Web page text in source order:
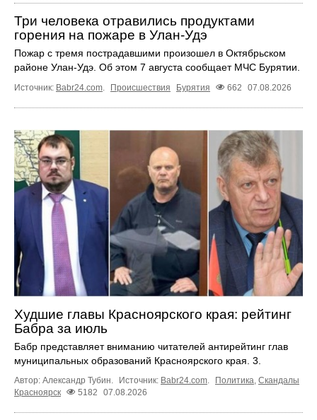
Три человека отравились продуктами
горения на пожаре в Улан-Удэ
Пожар с тремя пострадавшими произошел в Октябрьском
районе Улан-Удэ. Об этом 7 августа сообщает МЧС Бурятии.
Источник: Babr24.com. Происшествия Бурятия 662 07.08.2026
Худшие главы Красноярского края: рейтинг
Бабра за июль
Бабр представляет вниманию читателей антирейтинг глав
муниципальных образований Красноярского края. 3.
Автор: Александр Тубин. Источник: Babr24.com. Политика, Скандалы
Красноярск
5182 07.08.2026